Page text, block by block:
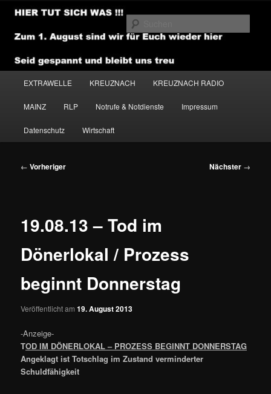
Zum
primären
Inhalt
NEWSHOUSE.MEDIA
EXTRAWELLE KREUZNACH KREUZNACH RADIO
MAINZ RLP Notrufe & Notdienste Impressum
Datenschutz Wirtschaft
Beitragsnavigation
← Vorheriger Nächster →
19.08.13 – Tod im
Dönerlokal / Prozess
beginnt Donnerstag
Veröffentlicht am19. August 2013
-Anzeige-
TOD IM DÖNERLOKAL – PROZESS BEGINNT DONNERSTAG
Angeklagt ist Totschlag im Zustand verminderter
Schuldfähigkeit